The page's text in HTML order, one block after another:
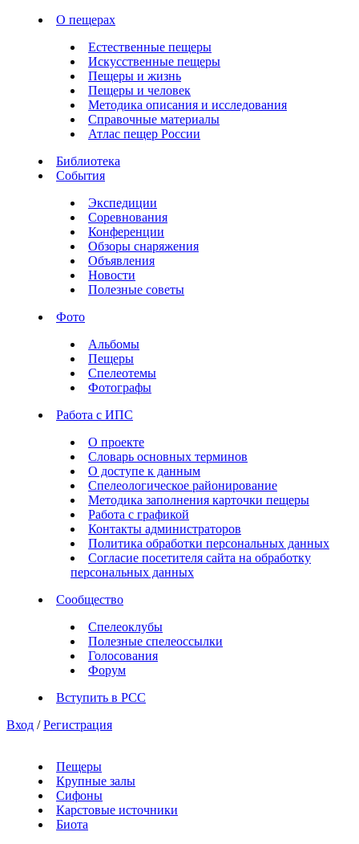
О пещерах
Естественные пещеры
Искусственные пещеры
Пещеры и жизнь
Пещеры и человек
Методика описания и исследования
Справочные материалы
Атлас пещер России
Библиотека
События
Экспедиции
Соревнования
Конференции
Обзоры снаряжения
Объявления
Новости
Полезные советы
Фото
Альбомы
Пещеры
Спелеотемы
Фотографы
Работа с ИПС
О проекте
Словарь основных терминов
О доступе к данным
Спелеологическое районирование
Методика заполнения карточки пещеры
Работа с графикой
Контакты администраторов
Политика обработки персональных данных
Согласие посетителя сайта на обработку
персональных данных
Сообщество
Спелеоклубы
Полезные спелеоссылки
Голосования
Форум
Вступить в РСС
Вход / Регистрация
Пещеры
Крупные залы
Сифоны
Карстовые источники
Биота